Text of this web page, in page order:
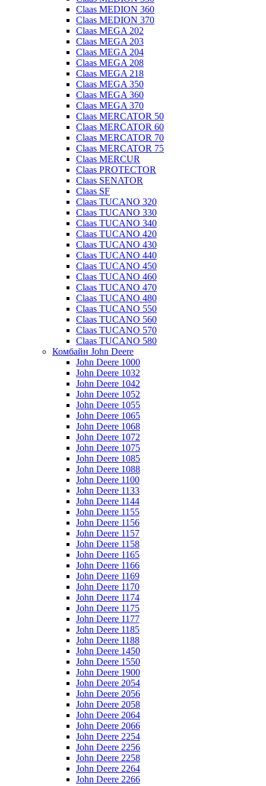
Claas MEDION 360
Claas MEDION 370
Claas MEGA 202
Claas MEGA 203
Claas MEGA 204
Claas MEGA 208
Claas MEGA 218
Claas MEGA 350
Claas MEGA 360
Claas MEGA 370
Claas MERCATOR 50
Claas MERCATOR 60
Claas MERCATOR 70
Claas MERCATOR 75
Claas MERCUR
Claas PROTECTOR
Claas SENATOR
Claas SF
Claas TUCANO 320
Claas TUCANO 330
Claas TUCANO 340
Claas TUCANO 420
Claas TUCANO 430
Claas TUCANO 440
Claas TUCANO 450
Claas TUCANO 460
Claas TUCANO 470
Claas TUCANO 480
Claas TUCANO 550
Claas TUCANO 560
Claas TUCANO 570
Claas TUCANO 580
Комбайн John Deere
John Deere 1000
John Deere 1032
John Deere 1042
John Deere 1052
John Deere 1055
John Deere 1065
John Deere 1068
John Deere 1072
John Deere 1075
John Deere 1085
John Deere 1088
John Deere 1100
John Deere 1133
John Deere 1144
John Deere 1155
John Deere 1156
John Deere 1157
John Deere 1158
John Deere 1165
John Deere 1166
John Deere 1169
John Deere 1170
John Deere 1174
John Deere 1175
John Deere 1177
John Deere 1185
John Deere 1188
John Deere 1450
John Deere 1550
John Deere 1900
John Deere 2054
John Deere 2056
John Deere 2058
John Deere 2064
John Deere 2066
John Deere 2254
John Deere 2256
John Deere 2258
John Deere 2264
John Deere 2266